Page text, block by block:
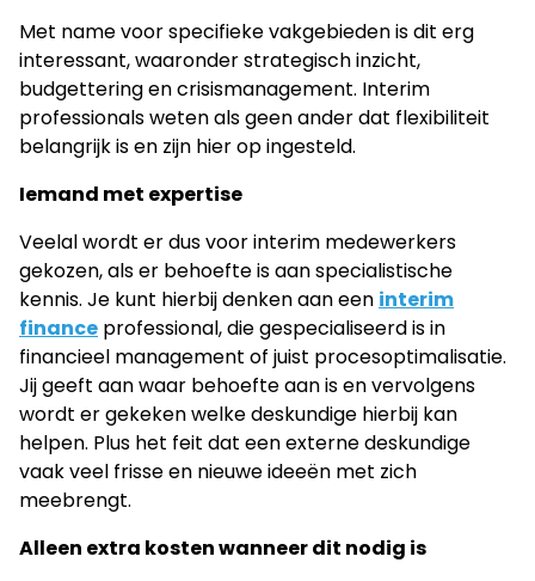
Met name voor specifieke vakgebieden is dit erg
interessant, waaronder strategisch inzicht,
budgettering en crisismanagement. Interim
professionals weten als geen ander dat flexibiliteit
belangrijk is en zijn hier op ingesteld.
Iemand met expertise
Veelal wordt er dus voor interim medewerkers
gekozen, als er behoefte is aan specialistische
kennis. Je kunt hierbij denken aan een interim
finance professional, die gespecialiseerd is in
financieel management of juist procesoptimalisatie.
Jij geeft aan waar behoefte aan is en vervolgens
wordt er gekeken welke deskundige hierbij kan
helpen. Plus het feit dat een externe deskundige
vaak veel frisse en nieuwe ideeën met zich
meebrengt.
Alleen extra kosten wanneer dit nodig is